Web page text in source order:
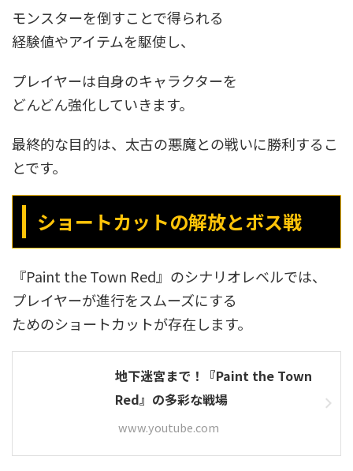
モンスターを倒すことで得られる
経験値やアイテムを駆使し、
プレイヤーは自身のキャラクターを
どんどん強化していきます。
最終的な目的は、太古の悪魔との戦いに勝利するこ
とです。
ショートカットの解放とボス戦
『Paint the Town Red』のシナリオレベルでは、
プレイヤーが進行をスムーズにする
ためのショートカットが存在します。
地下迷宮まで！『Paint the Town
Red』の多彩な戦場
www.youtube.com